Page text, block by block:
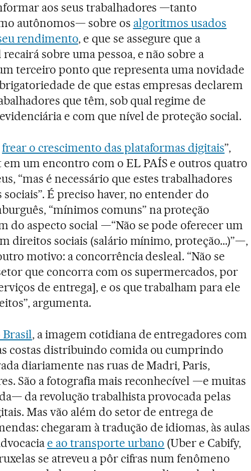
aos seus trabalhadores —tanto
autônomos— sobre os algoritmos usados
rendimento, e que se assegure que a
sobre uma pessoa, e não sobre a
terceiro ponto que representa uma novidade
de que estas empresas declarem
que têm, sob qual regime de
e com que nível de proteção social.
frear o crescimento das plataformas digitais”,
um encontro com o EL PAÍS e outros quatro
“mas é necessário que estes trabalhadores
É preciso haver, no entender do
“mínimos comuns” na proteção
do aspecto social —“Não se pode oferecer um
direitos sociais (salário mínimo, proteção...)”—,
motivo: a concorrência desleal. “Não se
que concorra com os supermercados, por
de entrega], e os que trabalham para ele
argumenta.
, a imagem cotidiana de entregadores com
costas distribuindo comida ou cumprindo
diariamente nas ruas de Madri, Paris,
São a fotografia mais reconhecível —e muitas
da revolução trabalhista provocada pelas
Mas vão além do setor de entrega de
chegaram à tradução de idiomas, às aulas
e ao transporte urbano (Uber e Cabify,
se atreveu a pôr cifras num fenômeno